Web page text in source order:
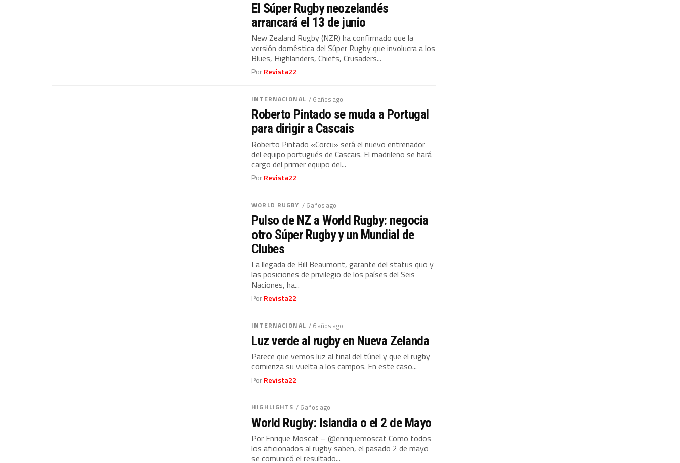
El Súper Rugby neozelandés
arrancará el 13 de junio
New Zealand Rugby (NZR) ha confirmado que la
versión doméstica del Súper Rugby que involucra a los
Blues, Highlanders, Chiefs, Crusaders...
PorRevista22
INTERNACIONAL / 6 años ago
Roberto Pintado se muda a Portugal
para dirigir a Cascais
Roberto Pintado «Corcu» será el nuevo entrenador
del equipo portugués de Cascais. El madrileño se hará
cargo del primer equipo del...
PorRevista22
WORLD RUGBY / 6 años ago
Pulso de NZ a World Rugby: negocia
otro Súper Rugby y un Mundial de
Clubes
La llegada de Bill Beaumont, garante del status quo y
las posiciones de privilegio de los países del Seis
Naciones, ha...
PorRevista22
INTERNACIONAL / 6 años ago
Luz verde al rugby en Nueva Zelanda
Parece que vemos luz al final del túnel y que el rugby
comienza su vuelta a los campos. En este caso...
PorRevista22
HIGHLIGHTS / 6 años ago
World Rugby: Islandia o el 2 de Mayo
Por Enrique Moscat – @enriquemoscat Como todos
los aficionados al rugby saben, el pasado 2 de mayo
se comunicó el resultado...